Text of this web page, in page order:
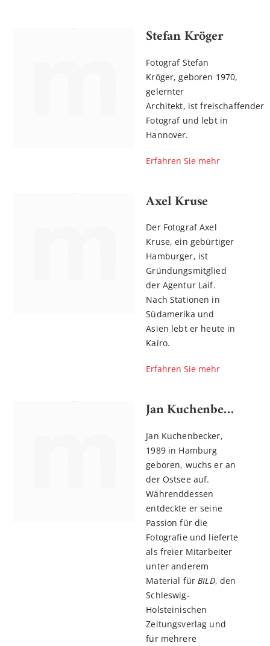
Stefan Kröger
Fotograf Stefan
Kröger, geboren 1970,
gelernter
Architekt, ist freischaffender
Fotograf und lebt in
Hannover.
Erfahren Sie mehr
Axel Kruse
Der Fotograf Axel
Kruse, ein gebürtiger
Hamburger, ist
Gründungsmitglied
der Agentur Laif.
Nach Stationen in
Südamerika und
Asien lebt er heute in
Kairo.
Erfahren Sie mehr
Jan Kuchenbecker
Jan Kuchenbecker,
1989 in Hamburg
geboren, wuchs er an
der Ostsee auf.
Währenddessen
entdeckte er seine
Passion für die
Fotografie und lieferte
als freier Mitarbeiter
unter anderem
Material für BILD, den
Schleswig-
Holsteinischen
Zeitungsverlag und
für mehrere